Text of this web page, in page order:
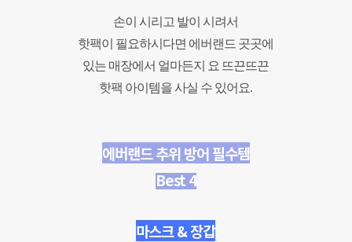
손이 시리고 발이 시려서
핫팩이 필요하시다면 에버랜드 곳곳에
있는 매장에서 얼마든지 요 뜨끈뜨끈
핫팩 아이템을 사실 수 있어요.
에버랜드 추위 방어 필수템
Best 4
마스크 & 장갑